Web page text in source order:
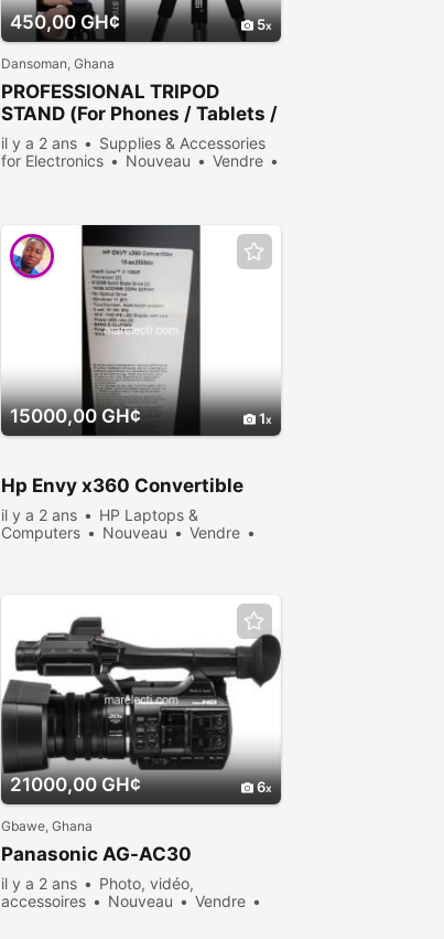
450,00 GH¢ 5
Dansoman, Ghana
PROFESSIONAL TRIPOD
STAND (For Phones / Tablets /
Normal Cameras)
il y a 2 ans
Supplies & Accessories
for Electronics
Nouveau
Vendre
15000,00 GH¢ 1
Hp Envy x360 Convertible
il y a 2 ans
HP Laptops &
Computers
Nouveau
Vendre
21000,00 GH¢ 6
Gbawe, Ghana
Panasonic AG-AC30
il y a 2 ans
Photo, vidéo,
accessoires
Nouveau
Vendre